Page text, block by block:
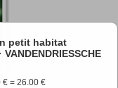
petit habitat
VANDENDRIESSCHE
€ = 26.00 €